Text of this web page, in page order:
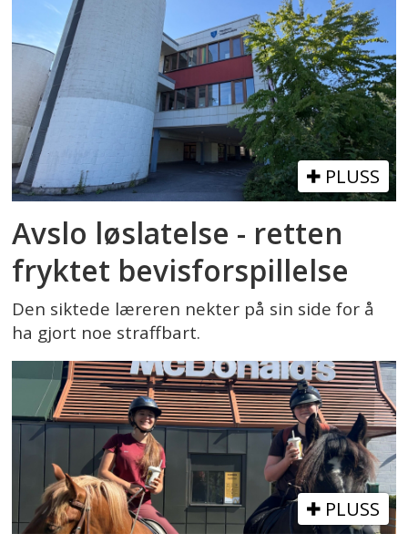
PLUSS
Avslo løslatelse - retten
fryktet bevisforspillelse
Den siktede læreren nekter på sin side for å
ha gjort noe straffbart.
PLUSS